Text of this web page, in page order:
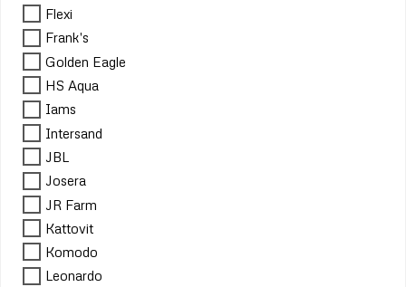
Flexi
Frank's
Golden Eagle
HS Aqua
Iams
Intersand
JBL
Josera
JR Farm
Kattovit
Komodo
Leonardo